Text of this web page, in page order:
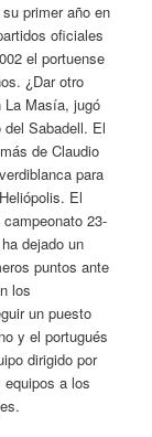
primer año en
oficiales
el portuense
¿Dar otro
La Masía, jugó
Sabadell. El
de Claudio
para
El
23-
dejado un
puntos ante
los
un puesto
y el portugués
dirigido por
a los